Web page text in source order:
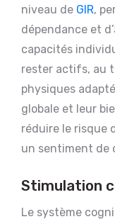
niveau de GIR,
dépendance et
capacités
rester actifs, au
physiques
globale et leur
réduire le risque
un sentiment de
Stimulation
Le système